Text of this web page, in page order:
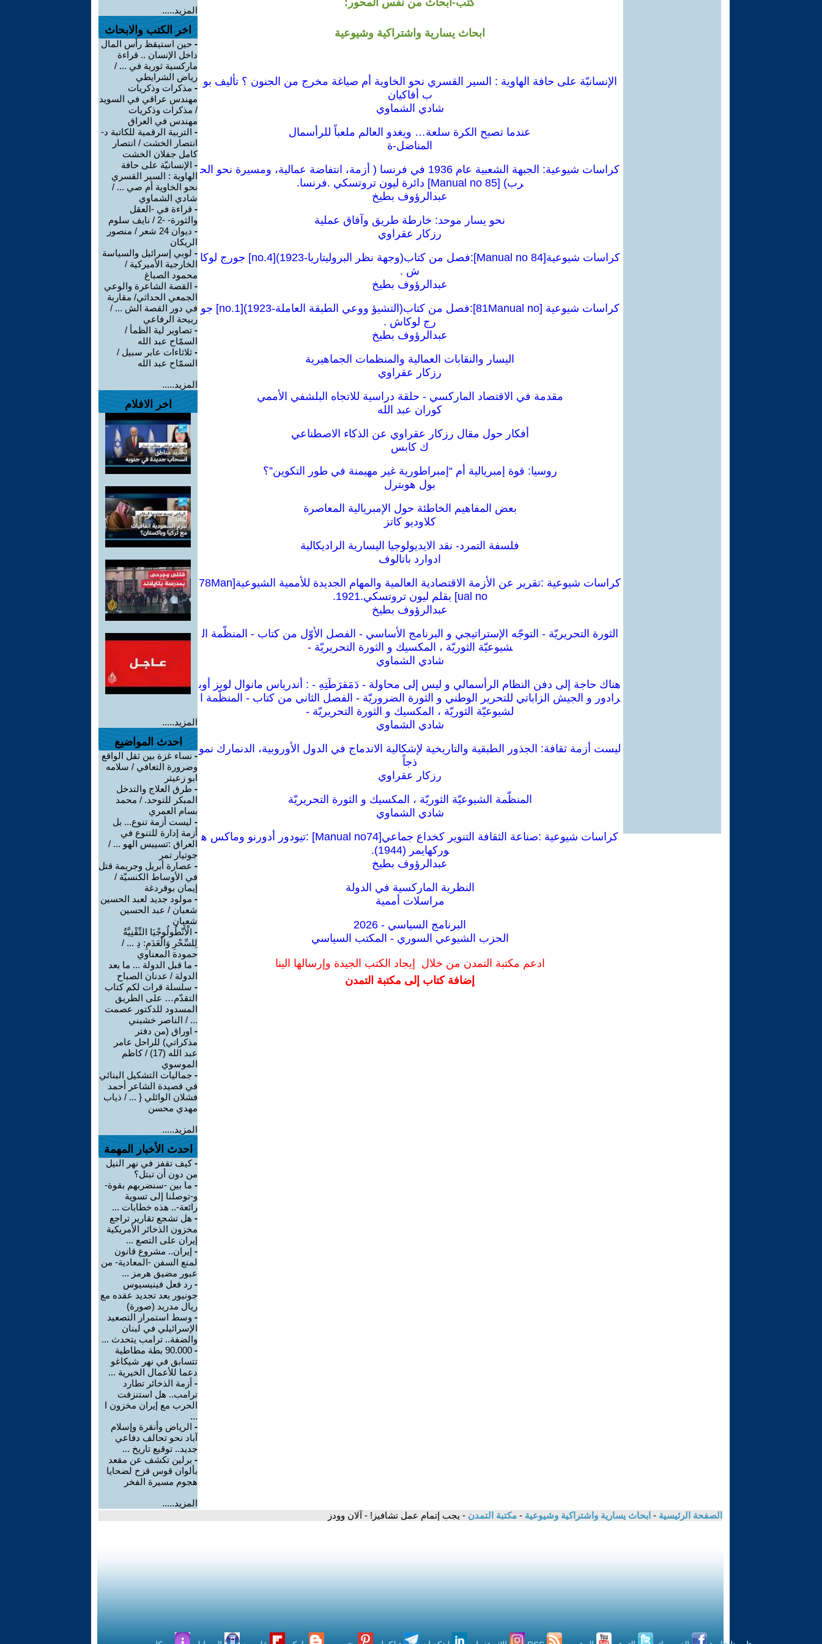
كتب-ابحاث من نفس المحور:
ابحاث يسارية واشتراكية وشيوعية
الإنسانيّة على حافة الهاوية : السير القسري نحو الخاوية أم صياغة مخرج من الجنون ؟ تأليف بو
ب أفاكيان
شادي الشماوي
عندما تصبح الكرة سلعة… ويغدو العالم ملعباً للرأسمال
المناضل-ة
كراسات شيوعية: الجبهة الشعبية عام 1936 في فرنسا ( أزمة، انتفاضة عمالية، ومسيرة نحو الح
رب) [85 Manual no] دائرة ليون تروتسكي .فرنسا.
عبدالرؤوف بطيخ
نحو يسار موحد: خارطة طريق وآفاق عملية
رزكار عقراوي
كراسات شيوعية[84 Manual no]:فصل من كتاب(وجهة نظر البروليتاريا-1923)[no.4] جورج لوكا
ش .
عبدالرؤوف بطيخ
كراسات شيوعية [81Manual no]:فصل من كتاب(التشيؤ ووعي الطبقة العاملة-1923)[no.1] جو
رج لوكاش .
عبدالرؤوف بطيخ
اليسار والنقابات العمالية والمنظمات الجماهيرية
رزكار عقراوي
مقدمة في الاقتصاد الماركسي - حلقة دراسية للاتجاه البلشفي الأممي
كوران عبد الله
أفكار حول مقال رزكار عقراوي عن الذكاء الاصطناعي
ك كابس
روسيا: قوة إمبريالية أم “إمبراطورية غير مهيمنة في طور التكوين”؟
بول هوبترل
بعض المفاهيم الخاطئة حول الإمبريالية المعاصرة
كلاوديو كاتز
فلسفة التمرد- نقد الايديولوجيا اليسارية الراديكالية
ادوارد باتالوف
كراسات شيوعية :تقرير عن الأزمة الاقتصادية العالمية والمهام الجديدة للأممية الشيوعية[78Man
ual no] بقلم ليون تروتسكي.1921.
عبدالرؤوف بطيخ
الثورة التحريريّة - التوجّه الإستراتيجي و البرنامج الأساسي - الفصل الأوّل من كتاب - المنظّمة ال
شيوعيّة الثوريّة ، المكسيك و الثورة التحريريّة -
شادي الشماوي
هناك حاجة إلى دفن النظام الرأسمالي و ليس إلى محاولة - دَمَقرَطَتِهِ - : أندرياس مانوال لوبز أوب
رادور و الجيش الزاباتي للتحرير الوطني و الثورة الضروريّة - الفصل الثاني من كتاب - المنظّمة ا
لشيوعيّة الثوريّة ، المكسيك و الثورة التحريريّة -
شادي الشماوي
ليست أزمة ثقافة: الجذور الطبقية والتاريخية لإشكالية الاندماج في الدول الأوروبية، الدنمارك نمو
ذجاً
رزكار عقراوي
المنظّمة الشيوعيّة الثوريّة ، المكسيك و الثورة التحريريّة
شادي الشماوي
كراسات شيوعية :صناعة الثقافة التنوير كخداع جماعي[Manual no74] :تيودور أدورنو وماكس ه
وركهايمر (1944).
عبدالرؤوف بطيخ
النظرية الماركسية في الدولة
مراسلات أممية
البرنامج السياسي - 2026
الحزب الشيوعي السوري - المكتب السياسي
ادعم مكتبة التمدن من خلال إيجاد الكتب الجيدة وإرسالها الينا
إضافة كتاب إلى مكتبة التمدن
المزيد.....
اخر الكتب والابحاث
- حين استيقظ رأس المال
داخل الإنسان .. قراءة
ماركسية ثورية في ... /
رياض الشرايطي
- مذكرات وذكريات
مهندس عراقي في السويد
/ مذكرات وذكريات
مهندس في العراق
- التربية الرقمية للكاتبة د-
انتصار الخشت / انتصار
كامل جفلان الخشت
- الإنسانيّة على حافة
الهاوية : السير القسري
نحو الخاوية أم صي ... /
شادي الشماوي
- قراءة في -العقل
والثورة- -2 / نايف سلوم
-
ديوان 24 شعر / منصور
الريكان
- لوبي إسرائيل والسياسة
الخارجية الأميركية /
محمود الصباغ
- القصة الشاعرة والوعي
الجمعي الحداثي/ مقاربة
في دور القصة الش ... /
ربيحة الرفاعي
- تصاوير لية الظمأ /
السمّاح عبد الله
- ثلاثاءات عابر سبيل /
السمّاح عبد الله
المزيد.....
اخر الافلام
المزيد.....
احدث المواضيع
- نساء غزة بين ثقل الواقع
وضرورة التعافي / سلامه
ابو زعيتر
- طرق العلاج والتدخل
المبكر للتوحد. / محمد
بسام العمري
- ليست أزمة تنوع... بل
أزمة إدارة للتنوع في
العراق :تسييس الهو ... /
جوتيار تمر
- عصارة أبريل وجريمة قتل
في الأوساط الكنسيّة /
إيمان بوقردغة
- مولود جديد لعبد الحسين
شعبان / عبد الحسين
شعبان
- الْأَنْطُولُوجْيَا التِّقْنِيَّةُ
لِلسِّحْرِ وَالْعَدَمِ: دِ ... /
حمودة المعناوي
- ما قبل الدولة ... ما بعد
الدولة / عدنان الصباح
- سلسلة قرات لكم كتاب
التقدّم… على الطريق
المسدود للدكتور عصمت
... / الناصر خشيني
- اوراق (من دفتر
مذكراتي) للراحل عامر
عبد الله (17) / كاظم
الموسوي
- جماليات التشكيل البنائي
في قصيدة الشاعر أحمد
فشلان الوائلي { ... / ذياب
مهدي محسن
المزيد.....
احدث الأخبار المهمة
-كيف تقفز في نهر النيل
من دون أن تبتل؟
- ما بين -سنضربهم بقوة-
و-توصلنا إلى تسوية
رائعة-.. هذه خطابات ...
- هل تشجع تقارير تراجع
مخزون الذخائر الأمريكية
إيران على التصع ...
- إيران.. مشروع قانون
لمنع السفن -المعادية- من
عبور مضيق هرمز ...
- رد فعل فينيسيوس
جونيور بعد تجديد عقده مع
ريال مدريد (صورة)
- وسط استمرار التصعيد
الإسرائيلي في لبنان
والضفة.. ترامب يتحدث ...
-
90.000 بطة مطاطية
تتسابق في نهر شيكاغو
دعما للأعمال الخيرية ...
- أزمة الذخائر تطارد
ترامب.. هل استنزفت
الحرب مع إيران مخزون ا
...
- الرياض وأنقرة وإسلام
آباد نحو تحالف دفاعي
جديد.. توقيع تاريخ ...
- برلين تكشف عن مقعد
بألوان قوس قزح لضحايا
هجوم مسيرة الفخر
المزيد.....
الصفحة الرئيسية - ابحاث يسارية واشتراكية وشيوعية - مكتبة التمدن - يجب إتمام عمل تشافيز! - آلان وودز